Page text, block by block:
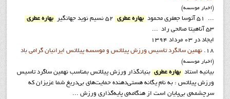
(اخبار موسسه)
... 51 آتوسا جعفري محمود
بهاره عطري
بهاره عطري
53 آناهيتا صالحي راد ...
ایجاد در 03 مرداد 1394
18.
نهمين سالگرد تاسيس ورزش پيلاتس و موسسه پيلاتس ايرانيان گرامي باد
(اخبار موسسه)
بيانيه استاد
بهاره عطري بنيانگذار ورزش پيلاتس بمناسب نهمين ساگرد تاسيس
ورزش پيلاتس : به نامِ یگانه هستی‌دهنده حمایت‌های بی‌دریغ شما عزیزان که
سرچشمه‌ی بی‌پایان است از هنگامه‌ی پایه‌گذاری ورزش ...